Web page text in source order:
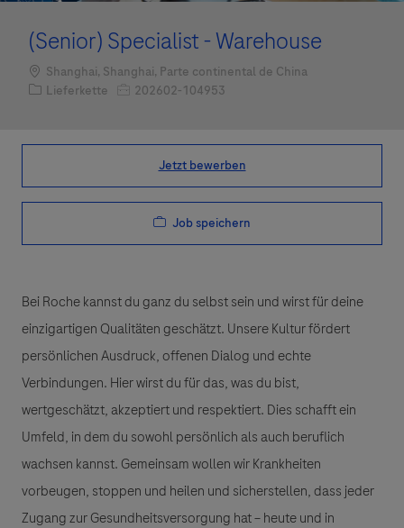
(Senior) Specialist - Warehouse
Standort
Shanghai, Shanghai, Parte continental de China
Kategorie
Lieferkette Job-ID202602-104953
Jetzt bewerben
Job speichern
Bei Roche kannst du ganz du selbst sein und wirst für deine
einzigartigen Qualitäten geschätzt. Unsere Kultur fördert
persönlichen Ausdruck, offenen Dialog und echte
Verbindungen. Hier wirst du für das, was du bist,
wertgeschätzt, akzeptiert und respektiert. Dies schafft ein
Umfeld, in dem du sowohl persönlich als auch beruflich
wachsen kannst. Gemeinsam wollen wir Krankheiten
vorbeugen, stoppen und heilen und sicherstellen, dass jeder
Zugang zur Gesundheitsversorgung hat – heute und in